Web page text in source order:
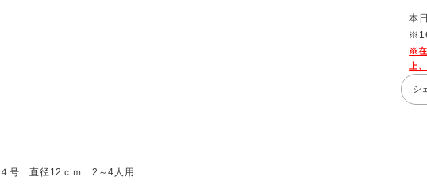
本
シ
４号 直径12ｃｍ 2～4人用